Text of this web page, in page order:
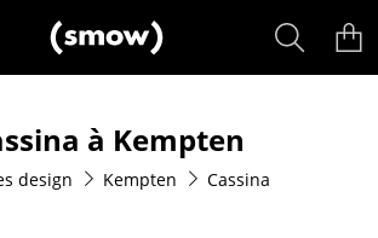
& salle à manger
à Kempten
design Kempten Cassina